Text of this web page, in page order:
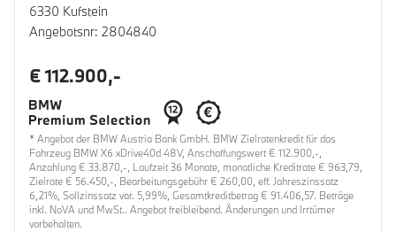
6330 Kufstein
Angebotsnr: 2804840
€ 112.900,-
* Angebot der BMW Austria Bank GmbH. BMW Zielratenkredit für das
Fahrzeug BMW X6 xDrive40d 48V, Anschaffungswert € 112.900,-,
Anzahlung € 33.870,-, Laufzeit 36 Monate, monatliche Kreditrate € 963,79,
Zielrate € 56.450,-, Bearbeitungsgebühr € 260,00, eff. Jahreszinssatz
6,21%, Sollzinssatz var. 5,99%, Gesamtkreditbetrag € 91.406,57. Beträge
inkl. NoVA und MwSt.. Angebot freibleibend. Änderungen und Irrtümer
vorbehalten.